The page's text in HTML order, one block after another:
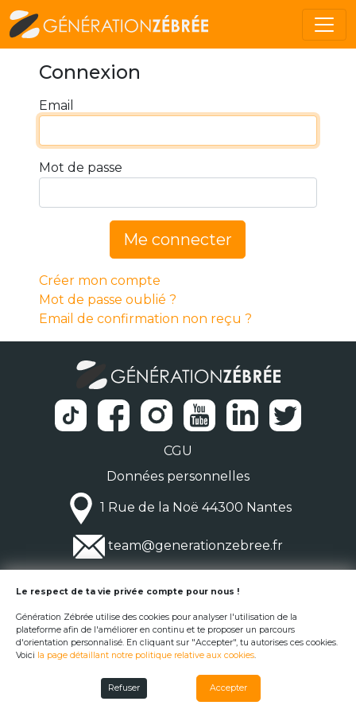
Connexion
Email
Mot de passe
Me connecter
Créer mon compte
Mot de passe oublié ?
Email de confirmation non reçu ?
CGU
Données personnelles
1 Rue de la Noë 44300 Nantes
team@generationzebree.fr
© Génération Zébrée 2026
Le respect de ta vie privée compte pour nous !
Génération Zébrée utilise des cookies pour analyser l'utilisation de la
plateforme afin de l'améliorer en continu et te proposer un parcours
d'orientation personnalisé. En cliquant sur "Accepter", tu autorises ces cookies.
Voici la page détaillant notre politique relative aux cookies.
Refuser Accepter